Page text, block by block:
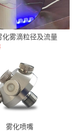
化雾滴粒径及流量
雾化喷嘴